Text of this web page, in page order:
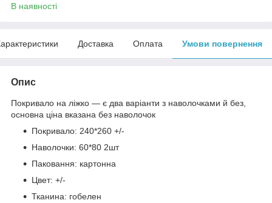
В наявності
Доставка Оплата Умови повернення
Опис
Покривало на ліжко — є два варіанти з наволочками й без,
основна ціна вказана без наволочок
Покривало: 240*260 +/-
Наволочки: 60*80 2шт
Паковання: картонна
Цвет: +/-
Тканина: гобелен